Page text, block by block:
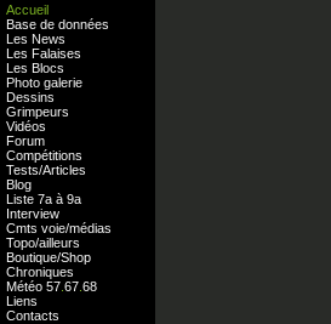
Accueil
Base de données
Les News
Les Falaises
Les Blocs
Photo galerie
Dessins
Grimpeurs
Vidéos
Forum
Compétitions
Tests/Articles
Blog
Liste 7a à 9a
Interview
Cmts voie/médias
Topo/ailleurs
Boutique/Shop
Chroniques
Météo 57 67 68
Liens
Contacts